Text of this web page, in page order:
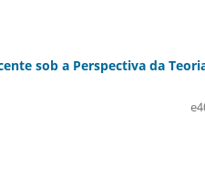
sob a Perspectiva da